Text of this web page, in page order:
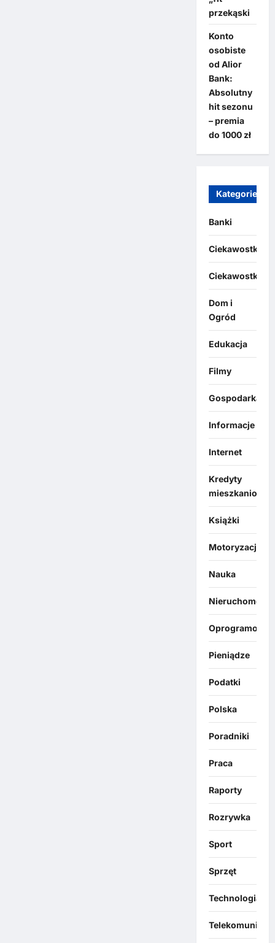
przekąski
Konto
osobiste
od Alior
Bank:
Absolutny
hit sezonu
– premia
do 1000 zł
Kategorie
Banki
Ciekawostki
Ciekawostki
Dom i
Ogród
Edukacja
Filmy
Gospodarka
Informacje
Internet
Kredyty
mieszkaniowe
Książki
Motoryzacja
Nauka
Nieruchomości
Pieniądze
Podatki
Polska
Poradniki
Praca
Raporty
Rozrywka
Sport
Sprzęt
Technologia